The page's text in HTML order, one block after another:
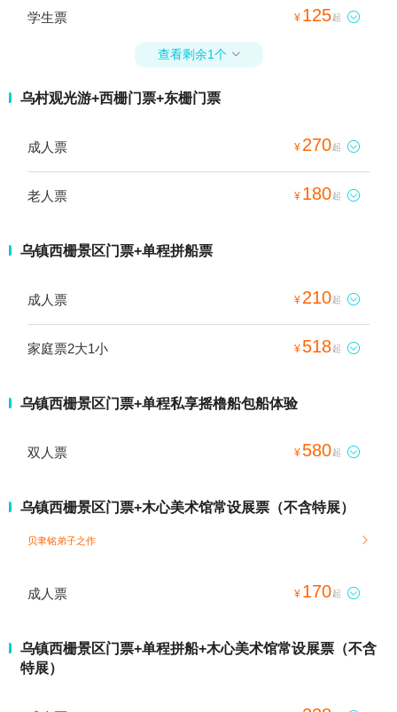
学生票 ¥ 125起 
查看剩余1个 
乌村观光游+西栅门票+东栅门票
成人票 ¥ 270起 
老人票 ¥ 180起 
乌镇西栅景区门票+单程拼船票
成人票 ¥ 210起 
家庭票2大1小 ¥ 518起 
乌镇西栅景区门票+单程私享摇橹船包船体验
双人票 ¥ 580起 
乌镇西栅景区门票+木心美术馆常设展票（不含特展）
贝聿铭弟子之作 
成人票 ¥ 170起 
乌镇西栅景区门票+单程拼船+木心美术馆常设展票（不含
特展）